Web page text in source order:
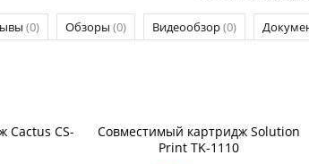
(0) Обзоры (0) Видеообзор(0)
Cactus CS-
Совместимый картридж Solution
Print TK-1110